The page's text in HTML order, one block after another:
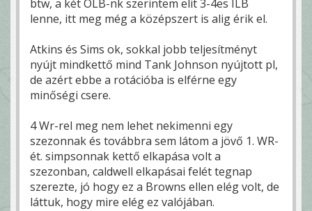
btw, a két OLB-nk szerintem elit 3-4es ILB
lenne, itt meg még a középszert is alig érik el.
Atkins és Sims ok, sokkal jobb teljesítményt
nyújt mindkettő mind Tank Johnson nyújtott pl,
de azért ebbe a rotációba is elférne egy
minőségi csere.
4 Wr-rel meg nem lehet nekimenni egy
szezonnak és továbbra sem látom a jövő 1. WR-
ét. simpsonnak kettő elkapása volt a
szezonban, caldwell elkapásai felét tegnap
szerezte, jó hogy ez a Browns ellen elég volt, de
láttuk, hogy mire elég ez valójában.